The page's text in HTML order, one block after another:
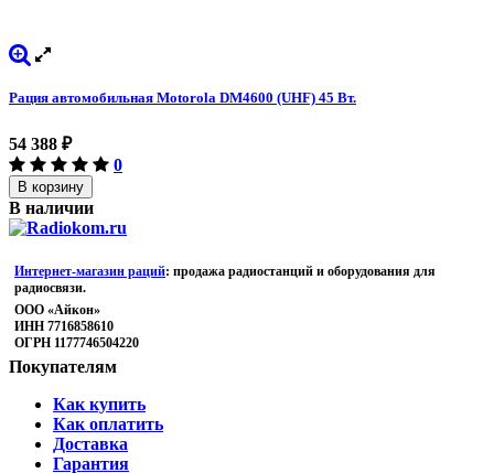
Рация автомобильная Motorola DM4600 (UHF) 45 Вт.
54 388 ₽
0
В корзину
В наличии
Интернет-магазин раций: продажа радиостанций и оборудования для
радиосвязи.
ООО «Айкон»
ИНН 7716858610
ОГРН 1177746504220
Покупателям
Как купить
Как оплатить
Доставка
Гарантия